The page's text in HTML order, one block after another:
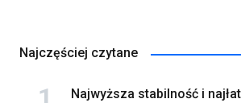
Najczęściej czytane
Najwyższa stabilność i